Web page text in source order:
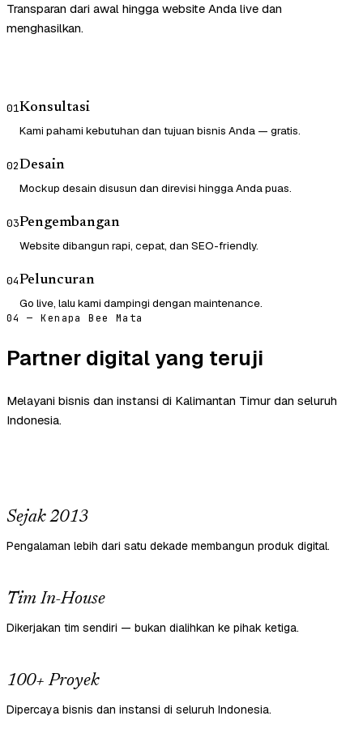
Transparan dari awal hingga website Anda live dan
menghasilkan.
01Konsultasi
Kami pahami kebutuhan dan tujuan bisnis Anda — gratis.
02Desain
Mockup desain disusun dan direvisi hingga Anda puas.
03Pengembangan
Website dibangun rapi, cepat, dan SEO-friendly.
04Peluncuran
Go live, lalu kami dampingi dengan maintenance.
04 — Kenapa Bee Mata
Partner digital yang teruji
Melayani bisnis dan instansi di Kalimantan Timur dan seluruh
Indonesia.
Sejak 2013
Pengalaman lebih dari satu dekade membangun produk digital.
Tim In-House
Dikerjakan tim sendiri — bukan dialihkan ke pihak ketiga.
100+ Proyek
Dipercaya bisnis dan instansi di seluruh Indonesia.